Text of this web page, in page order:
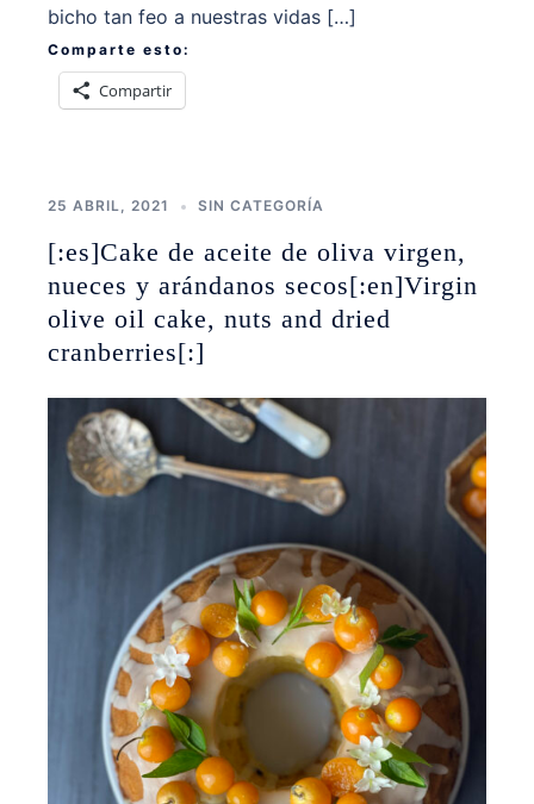
bicho tan feo a nuestras vidas […]
Comparte esto:
Compartir
25 ABRIL, 2021 SIN CATEGORÍA
[:es]Cake de aceite de oliva virgen,
nueces y arándanos secos[:en]Virgin
olive oil cake, nuts and dried
cranberries[:]